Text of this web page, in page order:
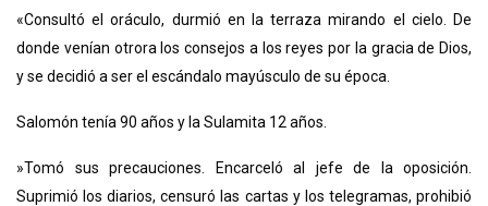
«Consultó el oráculo, durmió en la terraza mirando el cielo. De
donde venían otrora los consejos a los reyes por la gracia de Dios,
y se decidió a ser el escándalo mayúsculo de su época.
Salomón tenía 90 años y la Sulamita 12 años.
»Tomó sus precauciones. Encarceló al jefe de la oposición.
Suprimió los diarios, censuró las cartas y los telegramas, prohibió